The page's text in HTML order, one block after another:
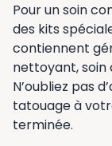
Pour un soin
des kits
contiennent
nettoyant, soin
N’oubliez pas
tatouage à
terminée.